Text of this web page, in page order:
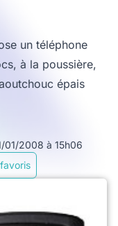
un téléphone
à la poussière,
épais
01/2008 à 15h06